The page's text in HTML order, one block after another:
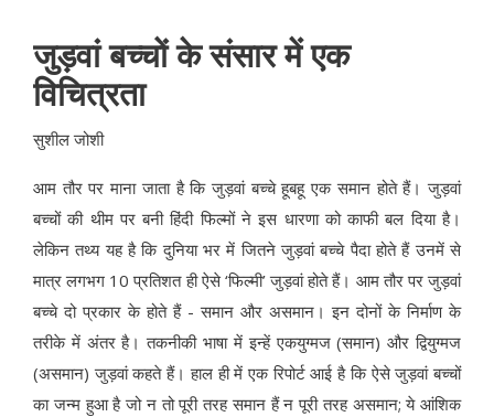
जुड़वां बच्चों के संसार में एक
विचित्रता
सुशील जोशी
आम तौर पर माना जाता है कि जुड़वां बच्चे हूबहू एक समान होते हैं। जुड़वां
बच्चों की थीम पर बनी हिंदी फिल्मों ने इस धारणा को काफी बल दिया है।
लेकिन तथ्य यह है कि दुनिया भर में जितने जुड़वां बच्चे पैदा होते हैं उनमें से
मात्र लगभग 10 प्रतिशत ही ऐसे ‘फिल्मी’ जुड़वां होते हैं। आम तौर पर जुड़वां
बच्चे दो प्रकार के होते हैं - समान और असमान। इन दोनों के निर्माण के
तरीके में अंतर है। तकनीकी भाषा में इन्हें एकयुग्मज (समान) और द्वियुग्मज
(असमान) जुड़वां कहते हैं। हाल ही में एक रिपोर्ट आई है कि ऐसे जुड़वां बच्चों
का जन्म हुआ है जो न तो पूरी तरह समान हैं न पूरी तरह असमान; ये आंशिक